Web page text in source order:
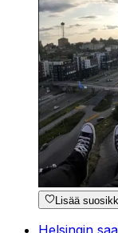
Lisää
Helsingin